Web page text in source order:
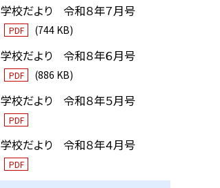
学校だより 令和８年７月号
PDF (744 KB)
学校だより 令和８年６月号
PDF (886 KB)
学校だより 令和８年５月号
PDF
学校だより 令和８年４月号
PDF